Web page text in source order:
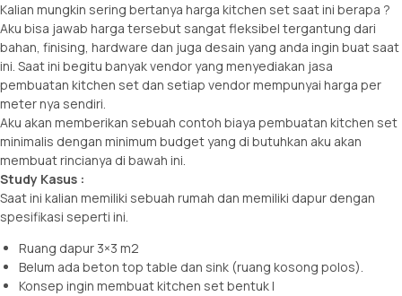
Kalian mungkin sering bertanya harga kitchen set saat ini berapa ?
Aku bisa jawab harga tersebut sangat fleksibel tergantung dari
bahan, finising, hardware dan juga desain yang anda ingin buat saat
ini. Saat ini begitu banyak vendor yang menyediakan jasa
pembuatan kitchen set dan setiap vendor mempunyai harga per
meter nya sendiri.
Aku akan memberikan sebuah contoh biaya pembuatan kitchen set
minimalis dengan minimum budget yang di butuhkan aku akan
membuat rincianya di bawah ini.
Study Kasus :
Saat ini kalian memiliki sebuah rumah dan memiliki dapur dengan
spesifikasi seperti ini.
Ruang dapur 3×3 m2
Belum ada beton top table dan sink (ruang kosong polos).
Konsep ingin membuat kitchen set bentuk l